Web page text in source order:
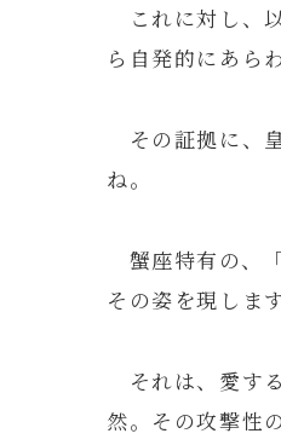
これに対し、
ら自発的にあら
その証拠に、
ね。
蟹座特有の、
その姿を現します
それは、愛す
然。その攻撃性